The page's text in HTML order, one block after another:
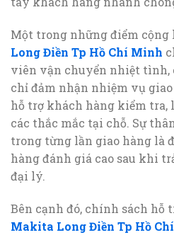
Một trong những điểm cộng
Long Điền Tp Hồ Chí Minh
viên vận chuyển nhiệt tình,
chỉ đảm nhận nhiệm vụ
hỗ trợ khách hàng kiểm tra,
các thắc mắc tại chỗ. Sự
trong từng lần giao hàng là
hàng đánh giá cao sau khi
đại lý.
Bên cạnh đó, chính sách hỗ
Makita Long Điền Tp Hồ